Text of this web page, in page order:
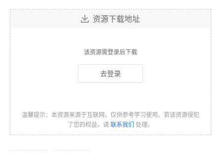
资源下载地址
该资源需登录后下载
去登录
温馨提示：本资源来源于互联网，仅供参考学习使用。若该资源侵犯
了您的权益，请 联系我们 处理。